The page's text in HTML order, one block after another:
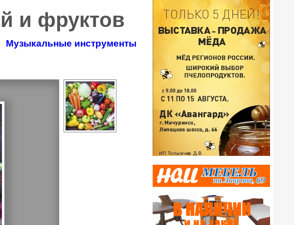
и фруктов
Музыкальные инструменты